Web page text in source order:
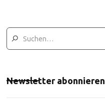
Newsletter abonnieren